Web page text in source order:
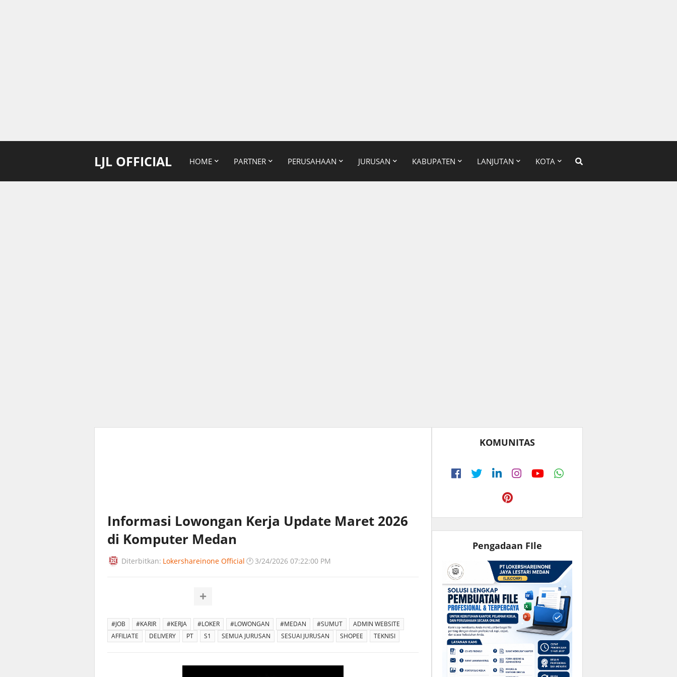
LJL OFFICIAL HOME PARTNER PERUSAHAAN JURUSAN KABUPATEN LANJUTAN KOTA
Informasi Lowongan Kerja Update Maret 2026
di Komputer Medan
Diterbitkan: Lokershareinone Official 🕐 3/24/2026 07:22:00 PM
#JOB #KARIR #KERJA #LOKER #LOWONGAN #MEDAN #SUMUT
ADMIN WEBSITE
AFFILIATE
DELIVERY PT S1 SEMUA JURUSAN SESUAI JURUSAN SHOPEE TEKNISI
KOMUNITAS
Pengadaan FIle